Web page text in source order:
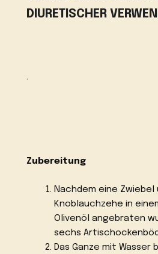
DIURETISCHER
.
Zubereitung
Nachdem eine Zwiebel
Knoblauchzehe in
Olivenöl angebraten
sechs
Das Ganze mit